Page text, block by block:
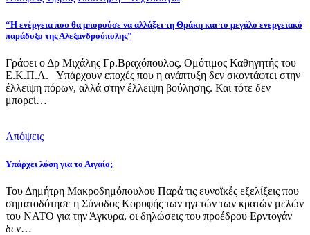
“Η ενέργεια που θα μπορούσε να αλλάξει τη Θράκη και το μεγάλο ενεργειακό
παράδοξο της Αλεξανδρούπολης”
Γράφει ο Δρ Μιχάλης Γρ.Βραχόπουλος, Ομότιμος Καθηγητής του
Ε.Κ.Π.Α. Υπάρχουν εποχές που η ανάπτυξη δεν σκοντάφτει στην
έλλειψη πόρων, αλλά στην έλλειψη βούλησης. Και τότε δεν
μπορεί…
Απόψεις
Υπάρχει λύση για το Αιγαίο;
Του Δημήτρη Μακροδημόπουλου Παρά τις ευνοϊκές εξελίξεις που
σηματοδότησε η Σύνοδος Κορυφής των ηγετών των κρατών μελών
του ΝΑΤΟ για την Άγκυρα, οι δηλώσεις του προέδρου Ερντογάν
δεν…